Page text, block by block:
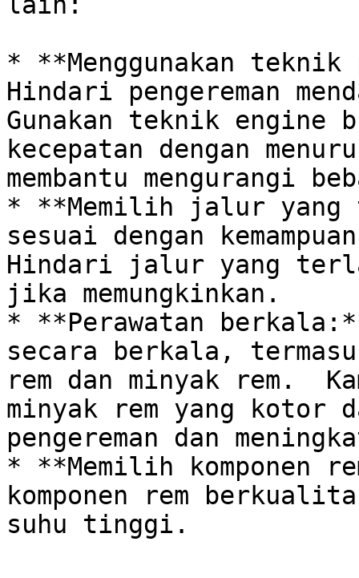
* **Menggunakan
Hindari pengereman
Gunakan teknik engine
kecepatan dengan
membantu mengurangi
* **Memilih jalur
sesuai dengan
Hindari jalur yang
jika memungkinkan.
* **Perawatan
secara berkala,
rem dan minyak rem.
minyak rem yang kotor
pengereman dan
* **Memilih komponen
komponen rem
suhu tinggi.